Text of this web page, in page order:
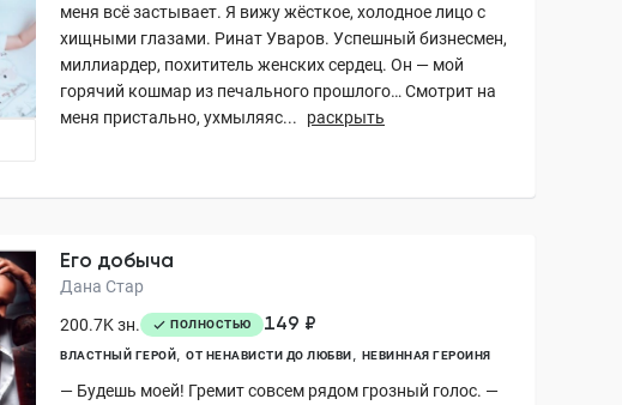
меня всё застывает. Я вижу жёсткое, холодное лицо с
хищными глазами. Ринат Уваров. Успешный бизнесмен,
миллиардер, похититель женских сердец. Он — мой
горячий кошмар из печального прошлого… Смотрит на
меня пристально, ухмыляяс...
раскрыть
Его добыча
Дана Стар
200.7K зн.
ПОЛНОСТЬЮ 149 ₽
ВЛАСТНЫЙ ГЕРОЙ ОТ НЕНАВИСТИ ДО ЛЮБВИ НЕВИННАЯ ГЕРОИНЯ
— Будешь моей! Гремит совсем рядом грозный голос. —